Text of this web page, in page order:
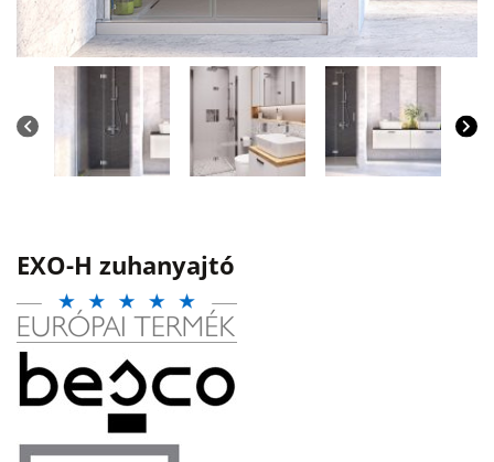
EXO-H zuhanyajtó